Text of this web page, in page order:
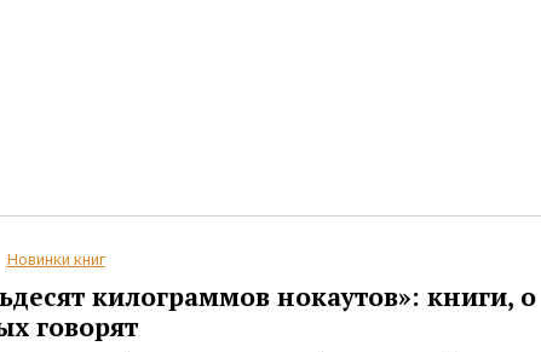
Новинки книг
килограммов нокаутов»: книги, о
говорят